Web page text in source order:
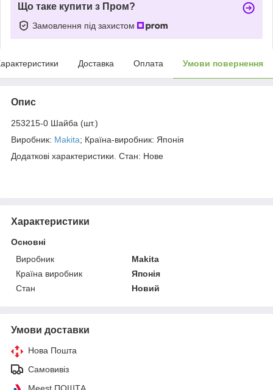
Що таке купити з Пром?
Замовлення під захистом
Доставка Оплата Умови повернення
Опис
253215-0 Шайба (шт.)
Виробник: Makita; Країна-виробник: Японія
Додаткові характеристики. Стан: Нове
Характеристики
Основні
Виробник
Makita
Країна виробник
Японія
Стан
Новий
Умови доставки
Нова Пошта
Самовивіз
Meest ПОШТА